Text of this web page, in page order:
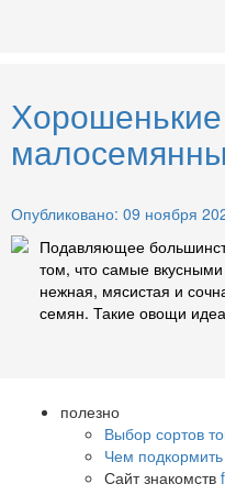
Опубликовано: 09 ноября
Подавляющее
том, что самые
нежная, мясистая и
семян. Такие овощи
полезно
Выбор сортов
Чем
Сайт знакомств